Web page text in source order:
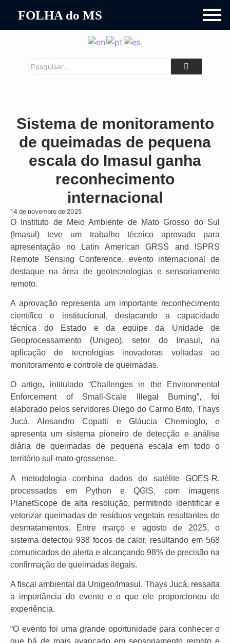
FOLHA do MS
Sistema de monitoramento
de queimadas de pequena
escala do Imasul ganha
reconhecimento
internacional
14 de novembro de 2025
O Instituto de Meio Ambiente de Mato Grosso do Sul
(Imasul) teve um trabalho técnico aprovado para
apresentação no Latin American GRSS and ISPRS
Remote Sensing Conference, evento internacional de
destaque na área de geotecnologias e sensoriamento
remoto.
A aprovação representa um importante reconhecimento
científico e institucional, destacando a capacidade
técnica do Estado e da equipe da Unidade de
Geoprocessamento (Unigeo), setor do Imasul, na
aplicação de tecnologias inovadoras voltadas ao
monitoramento e controle de queimadas.
O artigo, intitulado “Challenges in the Environmental
Enforcement of Small-Scale Illegal Burning”, foi
elaborado pelos servidores Diego do Carmo Brito, Thays
Jucá, Alesandro Copatti e Gláucia Chernioglo, e
apresenta um sistema pioneiro de detecção e análise
diária de queimadas de pequena escala em todo o
território sul-mato-grossense.
A metodologia combina dados do satélite GOES-R,
processados em Python e QGIS, com imagens
PlanetScope de alta resolução, permitindo identificar e
vetorizar queimadas de resíduos vegetais resultantes de
desmatamentos. Entre março e agosto de 2025, o
sistema detectou 938 focos de calor, resultando em 568
comunicados de alerta e alcançando 98% de precisão na
confirmação de queimadas ilegais.
A fiscal ambiental da Unigeo/Imasul, Thays Jucá, ressalta
a importância do evento e o que ele proporcionou de
experiência.
“O evento foi uma grande oportunidade para conhecer o
que há de mais avançado em sensoriamento remoto e